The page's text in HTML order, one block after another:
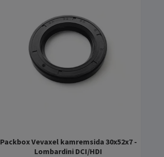
Packbox Vevaxel kamremsida 30x52x7 -
Lombardini DCI/HDI